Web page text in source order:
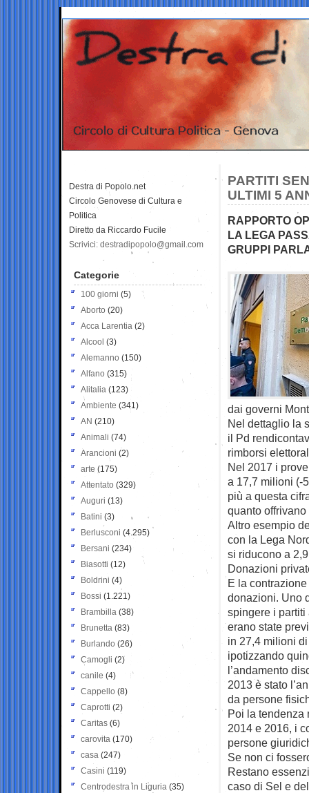
PARTITI
ULTIMI 5
RAPPORTO
LA LEGA
GRUPPI
dai governi
Nel dettaglio la
il Pd
rimborsi
Nel 2017 i
a 17,7 milioni (-
più a questa
quanto
Altro esempio
con la Lega
si riducono a
Donazioni
E la
donazioni. Uno
spingere i partiti
erano state
in 27,4 milioni
ipotizzando
l’andamento
2013 è stato
da persone
Poi la tendenza
2014 e 2016, i
persone
Se non ci
Restano
caso di Sel e
Destra di Popolo.net
Circolo Genovese di Cultura e
Politica
Diretto da Riccardo Fucile
Scrivici: destradipopolo@gmail.com
Categorie
100 giorni (5)
Aborto (20)
Acca Larentia (2)
Alcool (3)
Alemanno (150)
Alfano (315)
Alitalia (123)
Ambiente (341)
AN (210)
Animali (74)
Arancioni (2)
arte (175)
Attentato (329)
Auguri (13)
Batini (3)
Berlusconi (4.295)
Bersani (234)
Biasotti (12)
Boldrini (4)
Bossi (1.221)
Brambilla (38)
Brunetta (83)
Burlando (26)
Camogli (2)
canile (4)
Cappello (8)
Caprotti (2)
Caritas (6)
carovita (170)
casa (247)
Casini (119)
Centrodestra in Liguria (35)